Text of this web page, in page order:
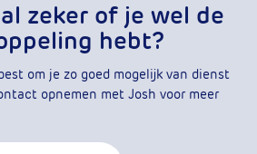
zeker of je wel de
hebt?
om je zo goed mogelijk van dienst
opnemen met Josh voor meer